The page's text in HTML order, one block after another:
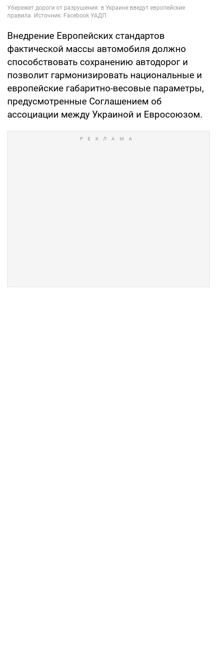
Внедрение Европейских стандартов
фактической массы автомобиля должно
способствовать сохранению автодорог и
позволит гармонизировать национальные и
европейские габаритно-весовые параметры,
предусмотренные Соглашением об
ассоциации между Украиной и Евросоюзом.